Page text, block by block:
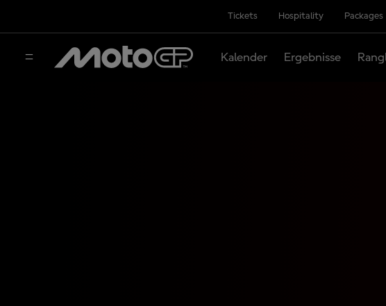
Tickets Hospitality Packages
Kalender Ergebnisse